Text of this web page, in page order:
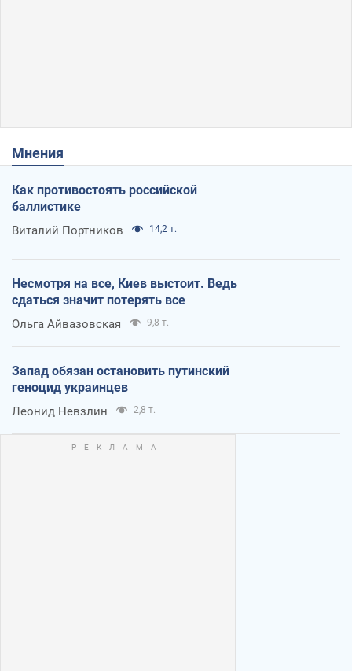
Мнения
Как противостоять российской
баллистике
Виталий Портников 14,2 т.
Несмотря на все, Киев выстоит. Ведь
сдаться значит потерять все
Ольга Айвазовская 9,8 т.
Запад обязан остановить путинский
геноцид украинцев
Леонид Невзлин 2,8 т.